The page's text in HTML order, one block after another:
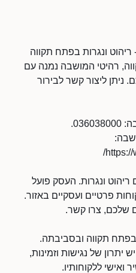
ונגרות בפתח תקווה
רהיטי המושבה נמנה עם
ניתן ליצור קשר לבירור
https://
ונגרות. העסק פועל
פרטיים ועסקיים באזור.
שלכם, צרו קשר.
תקווה ובסביבתה.
של נגישות וזמינות,
ואישי ללקוחותיו.